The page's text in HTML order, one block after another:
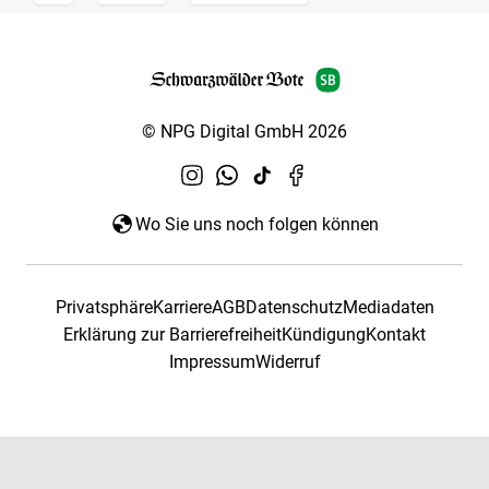
© NPG Digital GmbH 2026
Wo Sie uns noch folgen können
PrivatsphäreKarriereAGBDatenschutzMediadaten
Erklärung zur BarrierefreiheitKündigungKontakt
ImpressumWiderruf